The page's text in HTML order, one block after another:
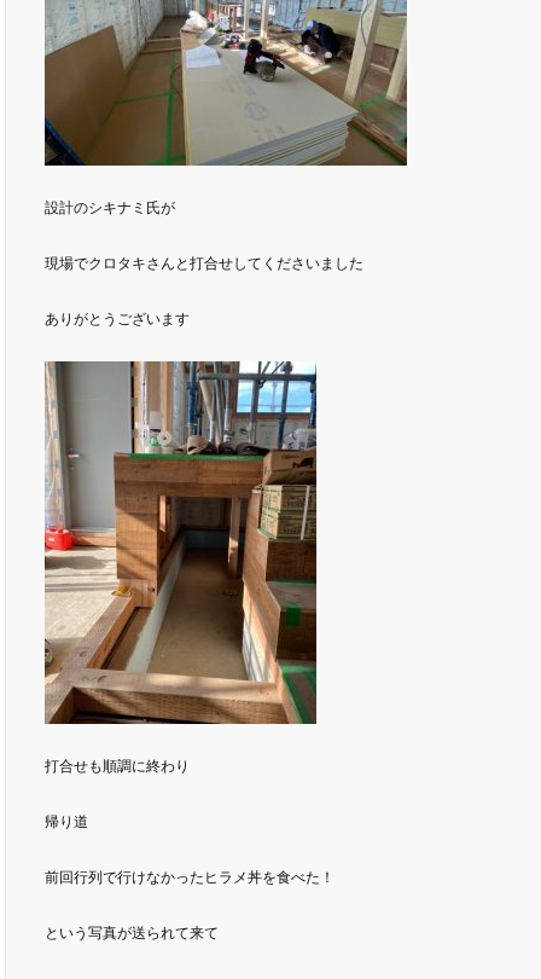
設計のシキナミ氏が
現場でクロタキさんと打合せしてくださいました
ありがとうございます
打合せも順調に終わり
帰り道
前回行列で行けなかったヒラメ丼を食べた！
という写真が送られて来て